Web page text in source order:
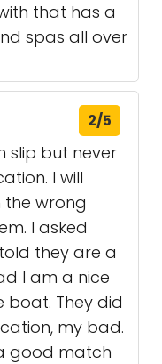
that has a
spas all over
2/5
slip but never
I will
wrong
I asked
they are a
I am a nice
boat. They did
my bad.
good match